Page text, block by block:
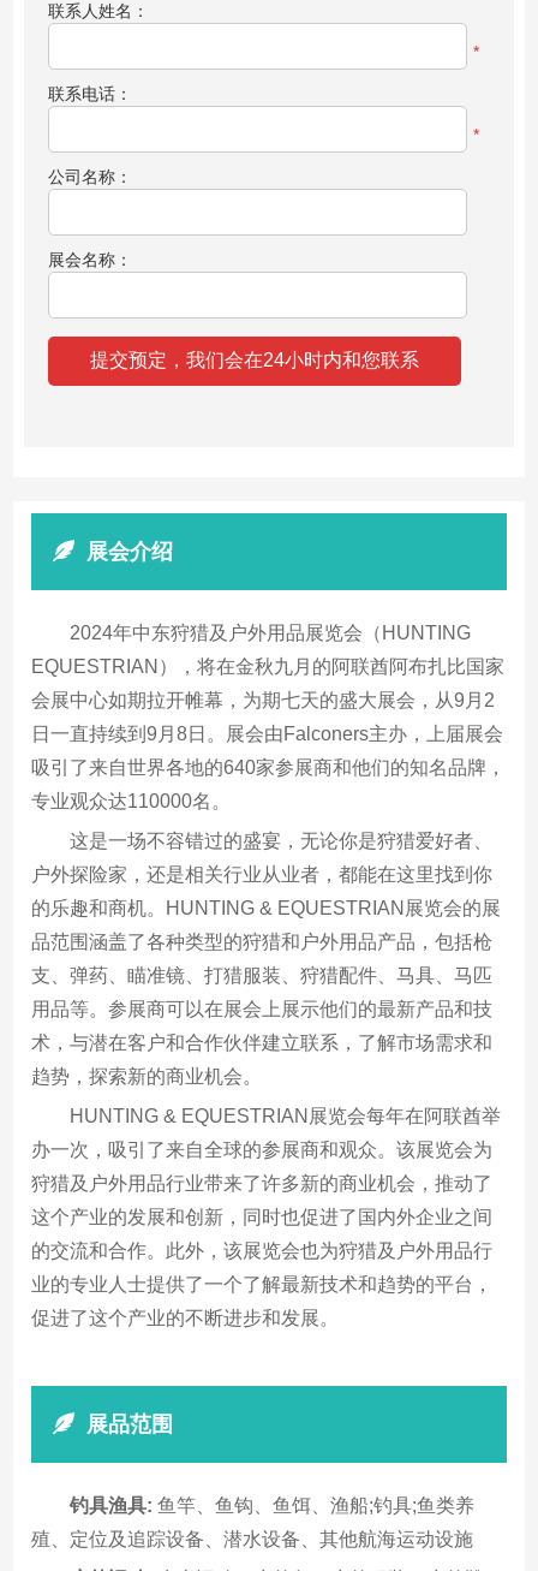
联系人姓名：
*
联系电话：
*
公司名称：
展会名称：
展会介绍
2024年中东狩猎及户外用品展览会（HUNTING
EQUESTRIAN），将在金秋九月的阿联酋阿布扎比国家
会展中心如期拉开帷幕，为期七天的盛大展会，从9月2
日一直持续到9月8日。展会由Falconers主办，上届展会
吸引了来自世界各地的640家参展商和他们的知名品牌，
专业观众达110000名。
这是一场不容错过的盛宴，无论你是狩猎爱好者、
户外探险家，还是相关行业从业者，都能在这里找到你
的乐趣和商机。HUNTING & EQUESTRIAN展览会的展
品范围涵盖了各种类型的狩猎和户外用品产品，包括枪
支、弹药、瞄准镜、打猎服装、狩猎配件、马具、马匹
用品等。参展商可以在展会上展示他们的最新产品和技
术，与潜在客户和合作伙伴建立联系，了解市场需求和
趋势，探索新的商业机会。
HUNTING & EQUESTRIAN展览会每年在阿联酋举
办一次，吸引了来自全球的参展商和观众。该展览会为
狩猎及户外用品行业带来了许多新的商业机会，推动了
这个产业的发展和创新，同时也促进了国内外企业之间
的交流和合作。此外，该展览会也为狩猎及户外用品行
业的专业人士提供了一个了解最新技术和趋势的平台，
促进了这个产业的不断进步和发展。
展品范围
钓具渔具: 鱼竿、鱼钩、鱼饵、渔船;钓具;鱼类养
殖、定位及追踪设备、潜水设备、其他航海运动设施